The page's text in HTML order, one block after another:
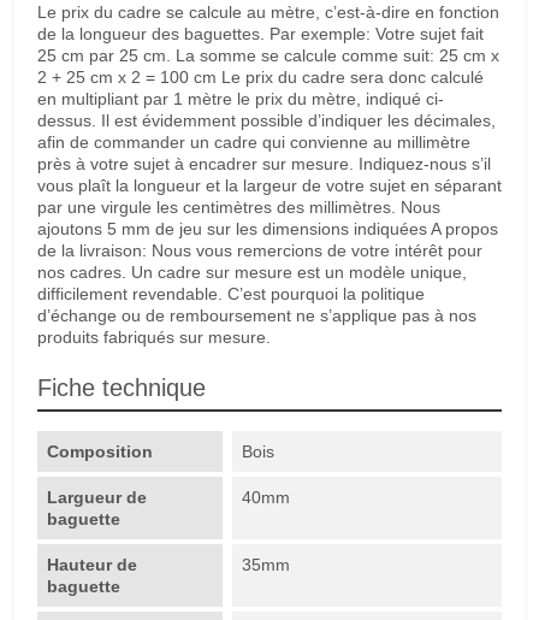
Le prix du cadre se calcule au mètre, c’est-à-dire en fonction
de la longueur des baguettes. Par exemple: Votre sujet fait
25 cm par 25 cm. La somme se calcule comme suit: 25 cm x
2 + 25 cm x 2 = 100 cm Le prix du cadre sera donc calculé
en multipliant par 1 mètre le prix du mètre, indiqué ci-
dessus. Il est évidemment possible d’indiquer les décimales,
afin de commander un cadre qui convienne au millimètre
près à votre sujet à encadrer sur mesure. Indiquez-nous s’il
vous plaît la longueur et la largeur de votre sujet en séparant
par une virgule les centimètres des millimètres. Nous
ajoutons 5 mm de jeu sur les dimensions indiquées A propos
de la livraison: Nous vous remercions de votre intérêt pour
nos cadres. Un cadre sur mesure est un modèle unique,
difficilement revendable. C’est pourquoi la politique
d’échange ou de remboursement ne s’applique pas à nos
produits fabriqués sur mesure.
Fiche technique
Composition Bois
Largueur de
baguette
40mm
Hauteur de
baguette
35mm